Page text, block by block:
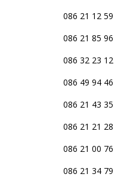
086 21 12 59
086 21 85 96
086 32 23 12
086 49 94 46
086 21 43 35
086 21 21 28
086 21 00 76
086 21 34 79